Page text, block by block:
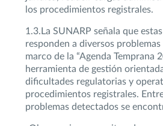
los procedimientos registrales.
1.3.La SUNARP señala que
responden a diversos
marco de la “Agenda Temprana
herramienta de gestión
dificultades regulatorias y
procedimientos registrales.
problemas detectados se